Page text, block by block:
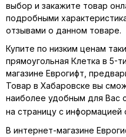
выбор и закажите товар
подробными
отзывами о данном товаре.
Купите по низким ценам
прямоугольная Клетка в 5-
магазине Еврогифт,
Товар в Хабаровске вы
наиболее удобным для Вас
на страницу с информацией
В интернет-магазине